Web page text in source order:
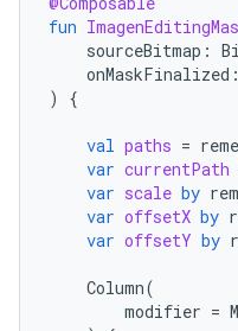
fun
sourceBitmap :
onMaskFinalized :
)
{
val paths =
var currentPath
var scale by
var offsetX by
var offsetY by
Column(
modifier =